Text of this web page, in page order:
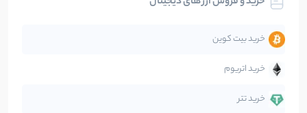
تحلیل
جهان
دیفای
خرید بیت کوین
خرید اتریوم
خرید تتر